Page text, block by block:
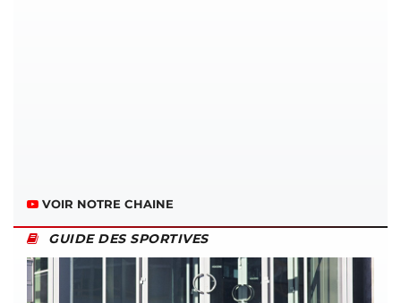
VOIR NOTRE CHAINE
GUIDE DES SPORTIVES